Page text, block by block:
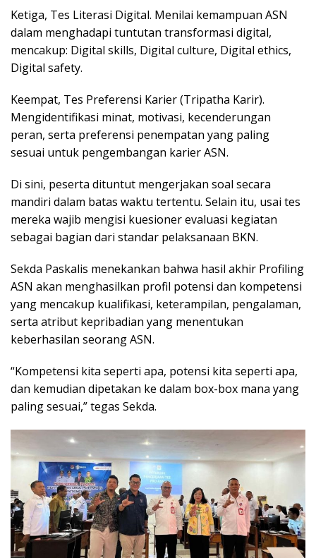
Ketiga, Tes Literasi Digital. Menilai kemampuan ASN
dalam menghadapi tuntutan transformasi digital,
mencakup: Digital skills, Digital culture, Digital ethics,
Digital safety.
Keempat, Tes Preferensi Karier (Tripatha Karir).
Mengidentifikasi minat, motivasi, kecenderungan
peran, serta preferensi penempatan yang paling
sesuai untuk pengembangan karier ASN.
Di sini, peserta dituntut mengerjakan soal secara
mandiri dalam batas waktu tertentu. Selain itu, usai tes
mereka wajib mengisi kuesioner evaluasi kegiatan
sebagai bagian dari standar pelaksanaan BKN.
Sekda Paskalis menekankan bahwa hasil akhir Profiling
ASN akan menghasilkan profil potensi dan kompetensi
yang mencakup kualifikasi, keterampilan, pengalaman,
serta atribut kepribadian yang menentukan
keberhasilan seorang ASN.
“Kompetensi kita seperti apa, potensi kita seperti apa,
dan kemudian dipetakan ke dalam box-box mana yang
paling sesuai,” tegas Sekda.